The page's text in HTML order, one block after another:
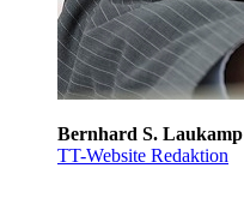
Bernhard S. Laukamp
TT-Website Redaktion